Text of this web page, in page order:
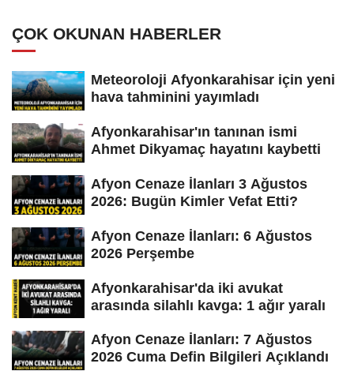
ÇOK OKUNAN HABERLER
Meteoroloji Afyonkarahisar için yeni
hava tahminini yayımladı
Afyonkarahisar'ın tanınan ismi
Ahmet Dikyamaç hayatını kaybetti
Afyon Cenaze İlanları 3 Ağustos
2026: Bugün Kimler Vefat Etti?
Afyon Cenaze İlanları: 6 Ağustos
2026 Perşembe
Afyonkarahisar'da iki avukat
arasında silahlı kavga: 1 ağır yaralı
Afyon Cenaze İlanları: 7 Ağustos
2026 Cuma Defin Bilgileri Açıklandı